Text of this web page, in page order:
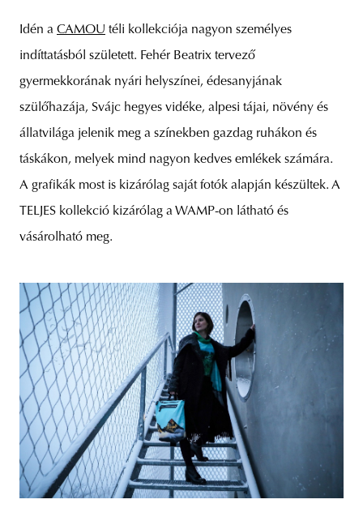
Idén a CAMOU téli kollekciója nagyon személyes
indíttatásból született. Fehér Beatrix tervező
gyermekkorának nyári helyszínei, édesanyjának
szülőhazája, Svájc hegyes vidéke, alpesi tájai, növény és
állatvilága jelenik meg a színekben gazdag ruhákon és
táskákon, melyek mind nagyon kedves emlékek számára.
A grafikák most is kizárólag saját fotók alapján készültek. A
TELJES kollekció kizárólag a WAMP-on látható és
vásárolható meg.